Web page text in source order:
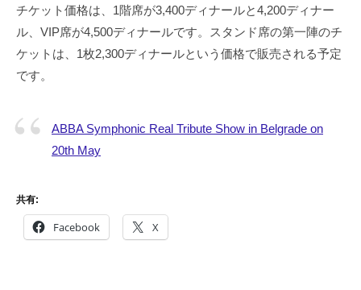
チケット価格は、1階席が3,400ディナールと4,200ディナー
ル、VIP席が4,500ディナールです。スタンド席の第一陣のチ
ケットは、1枚2,300ディナールという価格で販売される予定
です。
ABBA Symphonic Real Tribute Show in Belgrade on
20th May
共有:
Facebook X